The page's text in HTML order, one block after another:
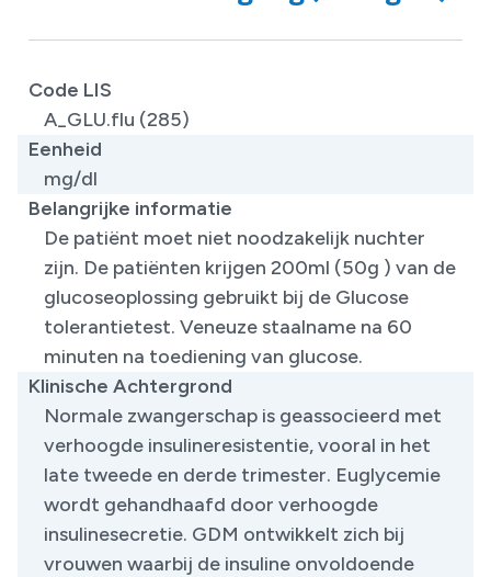
Code LIS
A_GLU.flu (285)
Eenheid
mg/dl
Belangrijke informatie
De patiënt moet niet noodzakelijk nuchter
zijn. De patiënten krijgen 200ml (50g ) van de
glucoseoplossing gebruikt bij de Glucose
tolerantietest. Veneuze staalname na 60
minuten na toediening van glucose.
Klinische Achtergrond
Normale zwangerschap is geassocieerd met
verhoogde insulineresistentie, vooral in het
late tweede en derde trimester. Euglycemie
wordt gehandhaafd door verhoogde
insulinesecretie. GDM ontwikkelt zich bij
vrouwen waarbij de insuline onvoldoende